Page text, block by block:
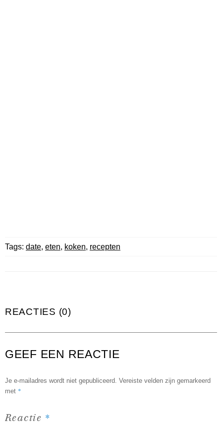
Tags: date, eten, koken, recepten
REACTIES (0)
GEEF EEN REACTIE
Je e-mailadres wordt niet gepubliceerd. Vereiste velden zijn gemarkeerd
met *
Reactie *